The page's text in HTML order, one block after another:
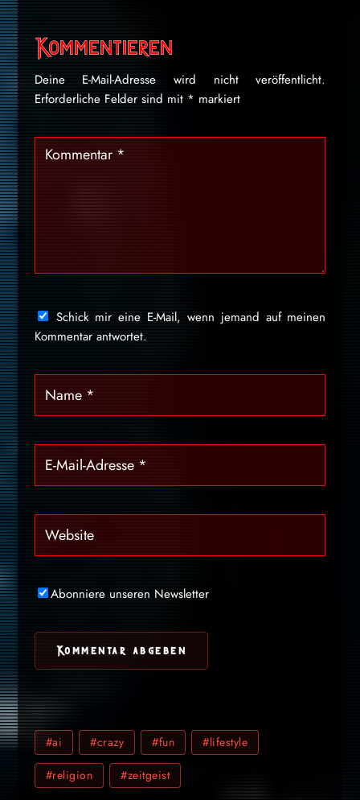
Kommentieren
Deine E-Mail-Adresse wird nicht veröffentlicht.
Erforderliche Felder sind mit * markiert
Schick mir eine E-Mail, wenn jemand auf meinen
Kommentar antwortet.
Abonniere unseren Newsletter
#ai #crazy #fun #lifestyle
#religion #zeitgeist